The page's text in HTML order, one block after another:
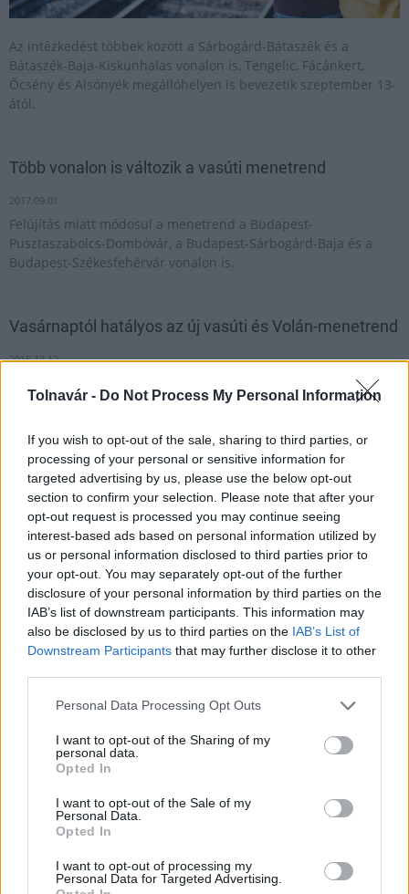
Tolnavár - Do Not Process My Personal Information
If you wish to opt-out of the sale, sharing to third parties, or
processing of your personal or sensitive information for
targeted advertising by us, please use the below opt-out
section to confirm your selection. Please note that after your
opt-out request is processed you may continue seeing
interest-based ads based on personal information utilized by
us or personal information disclosed to third parties prior to
your opt-out. You may separately opt-out of the further
disclosure of your personal information by third parties on the
IAB’s list of downstream participants. This information may
also be disclosed by us to third parties on the IAB’s List of
Downstream Participants that may further disclose it to other
Please note that this website/app uses one or more Google
not limited to your visit or usage behaviour. You may click to
grant or deny consent to Google and its third-party tags to
use your data for below specified purposes in below Google
consent section.
Personal Data Processing Opt Outs
I want to opt-out of the Sharing of my
personal data.
Opted In
I want to opt-out of the Sale of my
Personal Data.
Opted In
I want to opt-out of processing my
Personal Data for Targeted Advertising.
Az intézkedést többek között a Sárbogárd-Bátaszék és a
Bátaszék-Baja-Kiskunhalas vonalon is, Tengelic, Fácánkert,
Őcsény és Alsónyék megállóhelyen is bevezetik szeptember 13-
ától.
Több vonalon is változik a vasúti menetrend
2017.09.01
Felújítás miatt módosul a menetrend a Budapest-
Pusztaszabolcs-Dombóvár, a Budapest-Sárbogárd-Baja és a
Budapest-Székesfehérvár vonalon is.
Vasárnaptól hatályos az új vasúti és Volán-menetrend
2015.12.12
új menetrendről
2021.05.08
Helyi hírek
A lakosság május 11-ig küldheti meg a javaslatait
elektronikusan vagy telefonon.
Vasúti pályafelújítás kezdődik Dombóvár és Baté
2016.06.13